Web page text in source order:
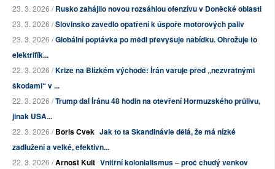
23. 3. 2026 /Rusko zahájilo novou rozsáhlou ofenzívu v Doněcké oblasti
23. 3. 2026 /Slovinsko zavedlo opatření k úspoře motorových paliv
23. 3. 2026 /Globální poptávka po mědi převyšuje nabídku. Ohrožuje to
elektrifik...
22. 3. 2026 /Krize na Blízkém východě: Írán varuje před „nezvratnými
škodami“ v ...
22. 3. 2026 /Trump dal Íránu 48 hodin na otevření Hormuzského průlivu,
jinak USA...
22. 3. 2026 /Boris Cvek Jak to ta Skandinávie dělá, že má nízké
zadlužení a velké, efektivn...
22. 3. 2026 /Arnošt Kult Vnitřní kolonialismus – proč chudý venkov